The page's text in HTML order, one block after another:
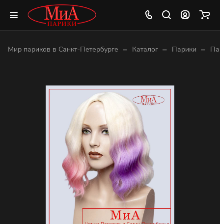
Мир париков в Санкт-Петербурге – Каталог – Парики –